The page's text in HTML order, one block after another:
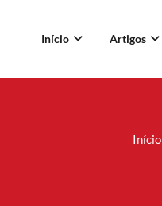
Início Artigos
Início